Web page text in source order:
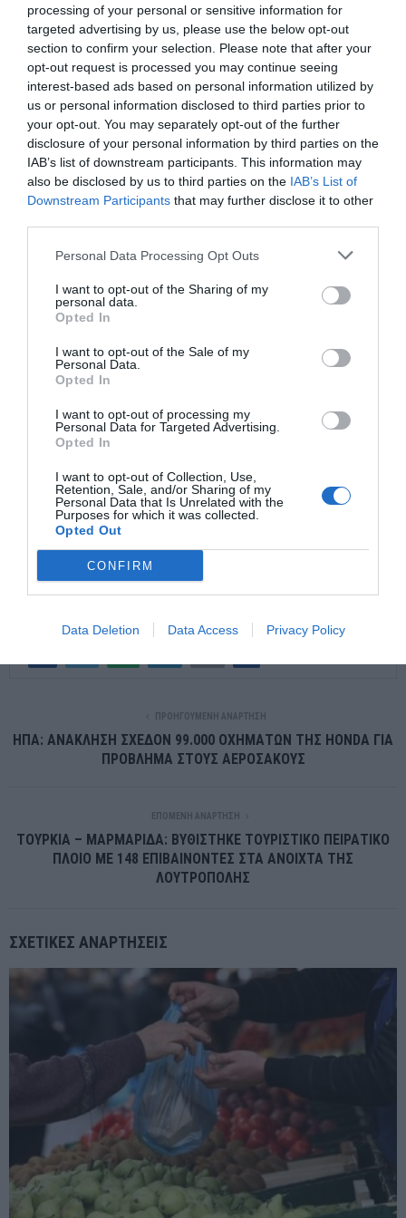
processing of your personal or sensitive information for
targeted advertising by us, please use the below opt-out
section to confirm your selection. Please note that after your
opt-out request is processed you may continue seeing
interest-based ads based on personal information utilized by
us or personal information disclosed to third parties prior to
your opt-out. You may separately opt-out of the further
disclosure of your personal information by third parties on the
IAB’s list of downstream participants. This information may
also be disclosed by us to third parties on the IAB’s List of
Downstream Participants that may further disclose it to other
Personal Data Processing Opt Outs
I want to opt-out of the Sharing of my
personal data.
Opted In
I want to opt-out of the Sale of my
Personal Data.
Opted In
I want to opt-out of processing my
Personal Data for Targeted Advertising.
Opted In
I want to opt-out of Collection, Use,
Retention, Sale, and/or Sharing of my
Personal Data that Is Unrelated with the
Purposes for which it was collected.
Opted Out
CONFIRM
Data Deletion Data Access Privacy Policy
HAMBURG. IT PLANS TO INVEST €3.6BN
($4.2BN) IN THE VENTURE, WHICH WILL
INCLUDE THE PURCHASE OF 30 HIGH-SPEED
TRAINS FROM SIEMENS, A GERMAN…
HTTPS://T.CO/BCXCNONACZ
— ETBADABOUM 埃特巴达布姆
(@ETBADABIMBIM)MAY 23, 2026
Η πραγματική είδηση ίσως δεν είναι
ότι μια Ιταλική εταιρεία μπαίνει στη
γερμανική αγορά.
Η πραγματική είδηση είναι ότι η Γερμανία, η χώρα που κάποτε
δίδασκε στην Ευρώπη τι σημαίνει σιδηροδρομική ακρίβεια,
ανταγωνισμό για να διορθώσει ένα σύστημα που επί χρόνια
θεωρούνταν αδιαμφισβήτητο.
Και αν τελικά η Italo καταφέρει να κερδίσει τους Γερμανούς
επιβάτες, τότε δεν θα έχει απλώς κερδίσει μια νέα αγορά.
Θα έχει αποδείξει ότι ακόμη και τα πιο ισχυρά Ευρωπαϊκά
μοντέλα μπορούν να αμφισβητηθούν όταν σταματούν να
εξελίσσονται
ΠΡΟΗΓΟΎΜΕΝΗ ΑΝΆΡΤΗΣΗ
ΗΠΑ: ΑΝΑΚΛΗΣΗ ΣΧΕΔΟΝ 99.000 ΟΧΗΜΑΤΩΝ ΤΗΣ HONDA ΓΙΑ
ΠΡΟΒΛΗΜΑ ΣΤΟΥΣ ΑΕΡΟΣΑΚΟΥΣ
ΕΠΌΜΕΝΗ ΑΝΆΡΤΗΣΗ
ΤΟΥΡΚΙΑ – ΜΑΡΜΑΡΙΔΑ: ΒΥΘΙΣΤΗΚΕ ΤΟΥΡΙΣΤΙΚΟ ΠΕΙΡΑΤΙΚΟ
ΠΛΟΙΟ ΜΕ 148 ΕΠΙΒΑΙΝΟΝΤΕΣ ΣΤΑ ΑΝΟΙΧΤΑ ΤΗΣ
ΛΟΥΤΡΟΠΟΛΗΣ
ΣΧΕΤΙΚΈΣ ΑΝΑΡΤΉΣΕΙΣ